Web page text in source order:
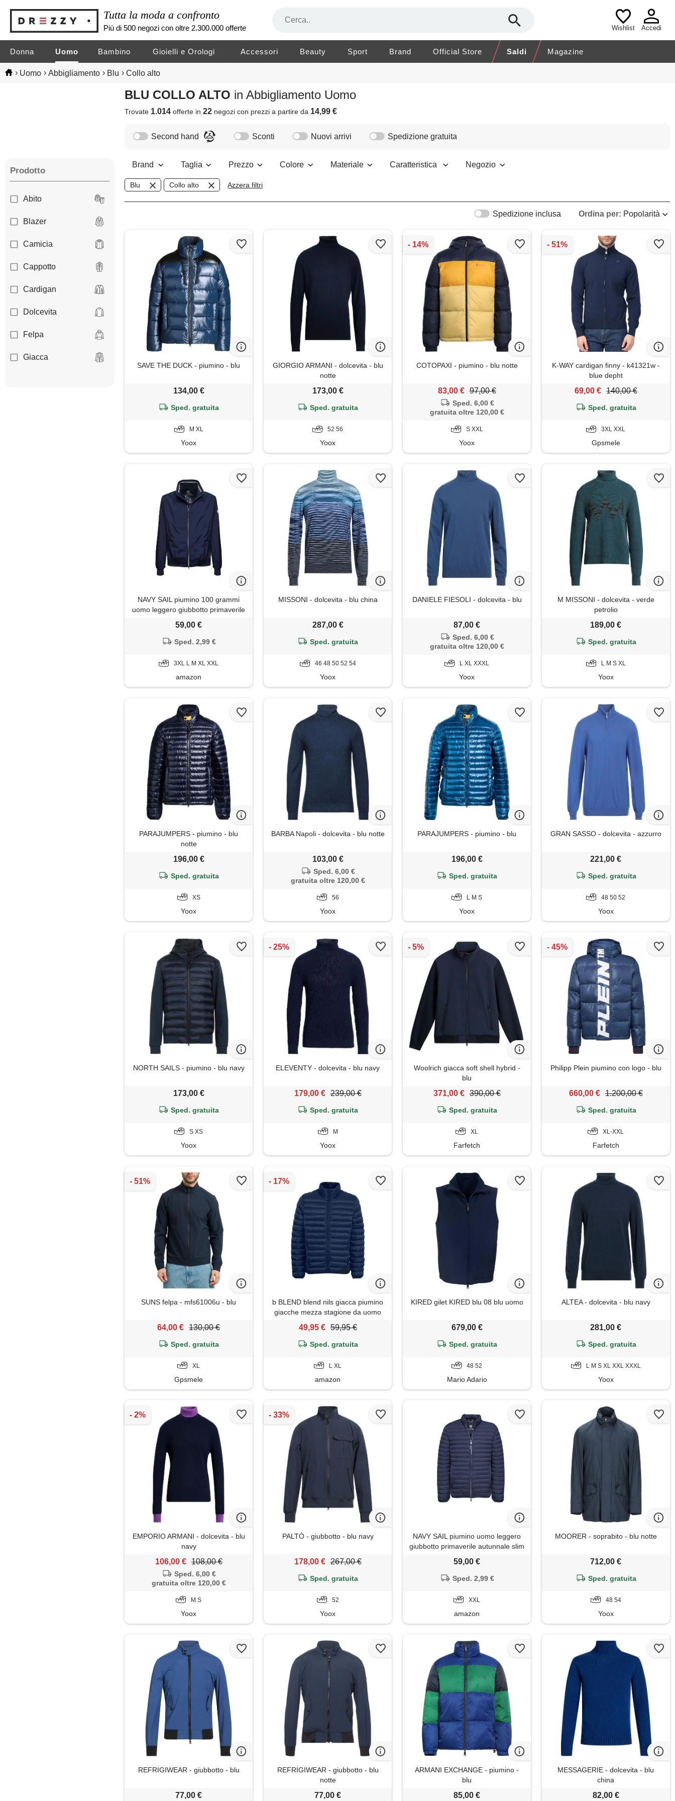
Tutta la moda a confronto
Più di 500 negozi con oltre 2.300.000 offerte Wishlist Accedi
Donna Uomo Bambino Gioielli e Orologi Accessori Beauty Sport Brand Official Store Saldi Magazine
› Uomo › Abbigliamento › Blu › Collo alto
BLU COLLO ALTO in Abbigliamento Uomo
Trovate 1.014 offerte in22 negozicon prezzi a partire da 14,99 €
Prodotto
Abito
Blazer
Camicia
Cappotto
Cardigan
Dolcevita
Felpa
Giacca
Second hand Sconti Nuovi arrivi Spedizione gratuita
Brand Taglia Prezzo Colore Materiale Caratteristica Negozio
Blu Collo alto Azzera filtri
Ordina per: Popolarità
Spedizione inclusa
SAVE THE DUCK - piumino - blu
134,00 €
Sped. gratuita
M XL
Yoox
GIORGIO ARMANI - dolcevita - blu
notte
173,00 €
Sped. gratuita
52 56
Yoox
COTOPAXI - piumino - blu notte
83,00 € 97,00 €
Sped. 6,00 €
gratuita oltre 120,00 €
S XXL
Yoox
K-WAY cardigan finny - k41321w -
blue depht
69,00 € 140,00 €
Sped. gratuita
3XL XXL
Gpsmele
NAVY SAIL piumino 100 grammi
uomo leggero giubbotto primaverile
autunnale slim fit antivento
impermeabile casual mezza
stagione collo alto con zip 100%
dark blue)
59,00 €
Sped. 2,99 €
3XL L M XL XXL
amazon
MISSONI - dolcevita - blu china
287,00 €
Sped. gratuita
46 48 50 52 54
Yoox
DANIELE FIESOLI - dolcevita - blu
87,00 €
Sped. 6,00 €
gratuita oltre 120,00 €
L XL XXXL
Yoox
M MISSONI - dolcevita - verde
petrolio
189,00 €
Sped. gratuita
L M S XL
Yoox
PARAJUMPERS - piumino - blu
notte
196,00 €
Sped. gratuita
XS
Yoox
BARBA Napoli - dolcevita - blu notte
103,00 €
Sped. 6,00 €
gratuita oltre 120,00 €
56
Yoox
PARAJUMPERS - piumino - blu
196,00 €
Sped. gratuita
L M S
Yoox
GRAN SASSO - dolcevita - azzurro
221,00 €
Sped. gratuita
48 50 52
Yoox
NORTH SAILS - piumino - blu navy
173,00 €
Sped. gratuita
S XS
Yoox
ELEVENTY - dolcevita - blu navy
179,00 € 239,00 €
Sped. gratuita
M
Yoox
Woolrich giacca soft shell hybrid -
blu
371,00 € 390,00 €
Sped. gratuita
XL
Farfetch
Philipp Plein piumino con logo - blu
660,00 € 1.200,00 €
Sped. gratuita
XL-XXL
Farfetch
SUNS felpa - mfs61006u - blu
64,00 € 130,00 €
Sped. gratuita
XL
Gpsmele
b BLEND blend nils giacca piumino
giacche mezza stagione da uomo
(70230)
49,95 € 59,95 €
Sped. gratuita
L XL
amazon
KIRED gilet KIRED blu 08 blu uomo
679,00 €
Sped. gratuita
48 52
Mario Adario
ALTEA - dolcevita - blu navy
281,00 €
Sped. gratuita
L M S XL XXL XXXL
Yoox
EMPORIO ARMANI - dolcevita - blu
navy
106,00 € 108,00 €
Sped. 6,00 €
gratuita oltre 120,00 €
M S
Yoox
PALTÒ - giubbotto - blu navy
178,00 € 267,00 €
Sped. gratuita
52
Yoox
NAVY SAIL piumino uomo leggero
giubbotto primaverile autunnale slim
- estivo - leggero - 60 grammi -
giacca ultralight (it, testo, xxl,
59,00 €
Sped. 2,99 €
XXL
amazon
MOORER - soprabito - blu notte
712,00 €
Sped. gratuita
48 54
Yoox
REFRIGIWEAR - giubbotto - blu
77,00 €
REFRIGIWEAR - giubbotto - blu
notte
77,00 €
ARMANI EXCHANGE - piumino -
blu
85,00 €
MESSAGERIE - dolcevita - blu
china
82,00 €